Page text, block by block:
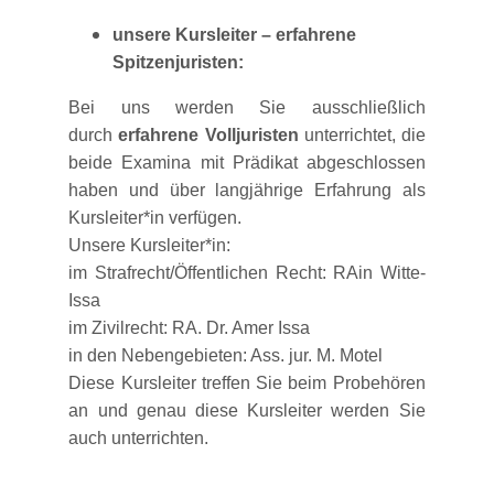
unsere Kursleiter – erfahrene
Spitzenjuristen:
Bei uns werden Sie ausschließlich
durcherfahrene Volljuristen unterrichtet, die
beide Examina mit Prädikat abgeschlossen
haben und über langjährige Erfahrung als
Kursleiter*in verfügen.
Unsere Kursleiter*in:
im Strafrecht/Öffentlichen Recht: RAin Witte-
Issa
im Zivilrecht: RA. Dr. Amer Issa
in den Nebengebieten: Ass. jur. M. Motel
Diese Kursleiter treffen Sie beim Probehören
an und genau diese Kursleiter werden Sie
auch unterrichten.